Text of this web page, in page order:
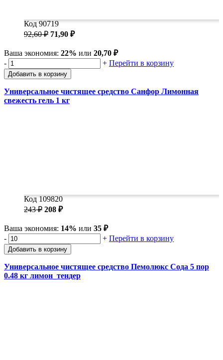
Код 90719
92,60 ₽ 71,90 ₽
Ваша экономия: 22% или 20,70 ₽
-
+ Перейти в корзину
Добавить в корзину
Универсальное чистящее средство Санфор Лимонная
свежесть гель 1 кг
Код 109820
243 ₽ 208 ₽
Ваша экономия: 14% или 35 ₽
-
+ Перейти в корзину
Добавить в корзину
Универсальное чистящее средство Пемолюкс Сода 5 пор
0.48 кг лимон_тендер